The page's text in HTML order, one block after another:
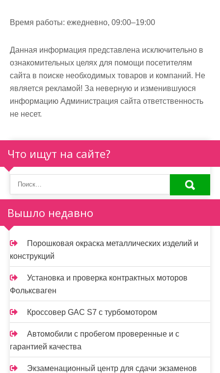
Время работы: ежедневно, 09:00–19:00
Данная информация представлена исключительно в
ознакомительных целях для помощи посетителям
сайта в поиске необходимых товаров и компаний. Не
является рекламой! За неверную и изменившуюся
информацию Администрация сайта ответственность
не несет.
Что ищут на сайте?
Вышло недавно
Порошковая окраска металлических изделий и
конструкций
Установка и проверка контрактных моторов
Фольксваген
Кроссовер GAC S7 с турбомотором
Автомобили с пробегом проверенные и с
гарантией качества
Экзаменационный центр для сдачи экзаменов